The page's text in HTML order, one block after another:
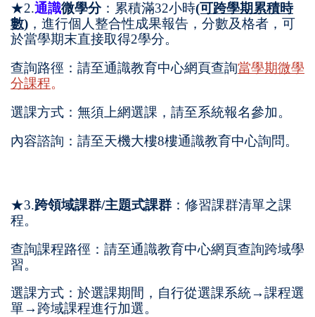
★2.通識微學分：累積滿32小時(可跨學期累積時
數) ，進行個人整合性成果報告，分數及格者，可
於當學期末直接取得2學分。
查詢路徑：請至通識教育中心網頁查詢當學期微學
分課程。
選課方式：無須上網選課，請至系統報名參加。
內容諮詢：請至天機大樓8樓通識教育中心詢問。
★3.跨領域課群/主題式課群 ：修習課群清單之課
程。
查詢課程路徑：請至通識教育中心網頁查詢跨域學
習。
選課方式：於選課期間，自行從選課系統→課程選
單→跨域課程進行加選。